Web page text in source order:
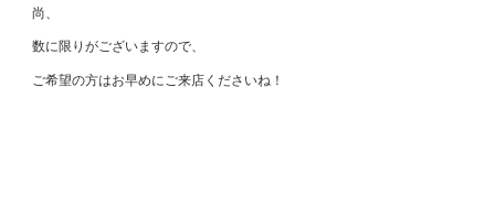
尚、
数に限りがございますので、
ご希望の方はお早めにご来店くださいね！